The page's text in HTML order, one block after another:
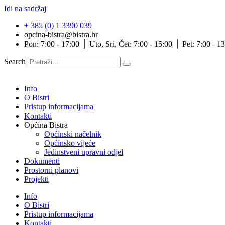
Idi na sadržaj
+ 385 (0) 1 3390 039
opcina-bistra@bistra.hr
Pon: 7:00 - 17:00 ⎪ Uto, Sri, Čet: 7:00 - 15:00 ⎪ Pet: 7:00 -
Search
Info
O Bistri
Pristup informacijama
Kontakti
Općina Bistra
Općinski načelnik
Općinsko vijeće
Jedinstveni upravni odjel
Dokumenti
Prostorni planovi
Projekti
Info
O Bistri
Pristup informacijama
Kontakti